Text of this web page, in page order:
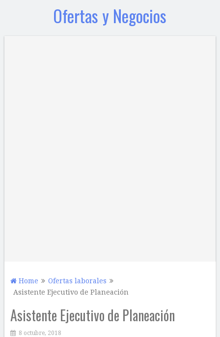
Ofertas y Negocios
Home
Ofertas laborales
Asistente Ejecutivo de Planeación
Asistente Ejecutivo de Planeación
8 octubre, 2018